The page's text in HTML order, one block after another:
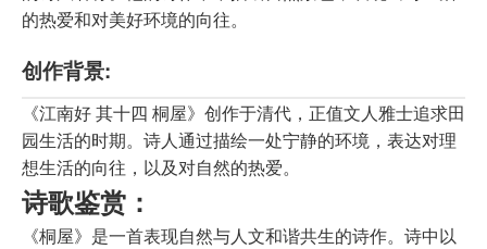
的热爱和对美好环境的向往。
创作背景:
《江南好 其十四 桐屋》创作于清代，正值文人雅士追求田
园生活的时期。诗人通过描绘一处宁静的环境，表达对理
想生活的向往，以及对自然的热爱。
诗歌鉴赏：
《桐屋》是一首表现自然与人文和谐共生的诗作。诗中以